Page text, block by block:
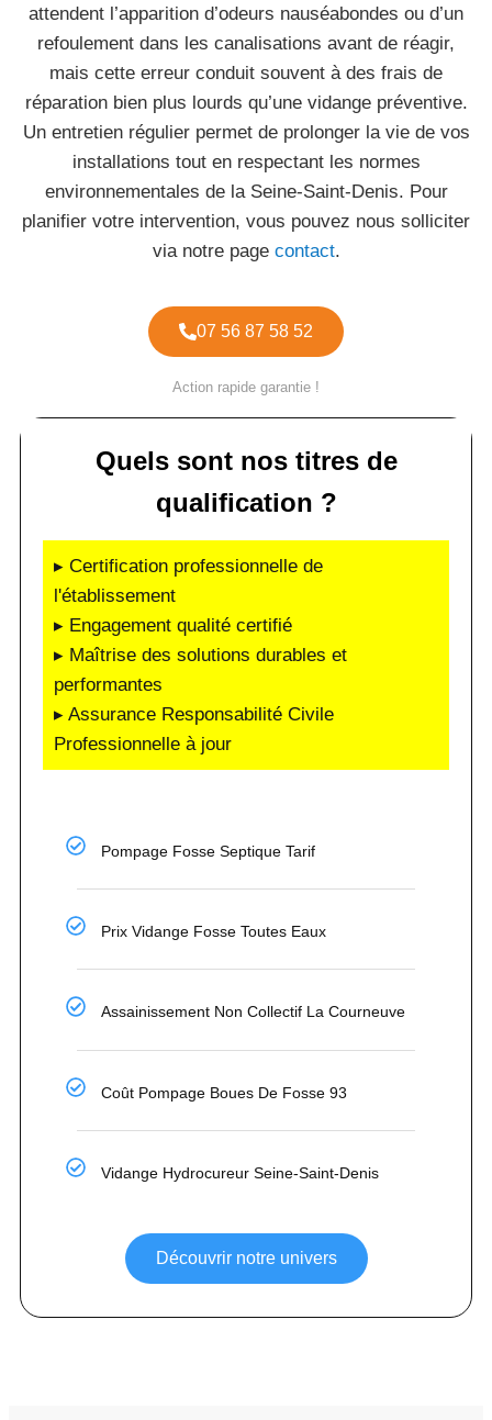
attendent l’apparition d’odeurs nauséabondes ou d’un
refoulement dans les canalisations avant de réagir,
mais cette erreur conduit souvent à des frais de
réparation bien plus lourds qu’une vidange préventive.
Un entretien régulier permet de prolonger la vie de vos
installations tout en respectant les normes
environnementales de la Seine-Saint-Denis. Pour
planifier votre intervention, vous pouvez nous solliciter
via notre page contact.
07 56 87 58 52
Action rapide garantie !
Quels sont nos titres de
qualification ?
▸ Certification professionnelle de
l'établissement
▸ Engagement qualité certifié
▸ Maîtrise des solutions durables et
performantes
▸ Assurance Responsabilité Civile
Professionnelle à jour
Pompage Fosse Septique Tarif
Prix Vidange Fosse Toutes Eaux
Assainissement Non Collectif La Courneuve
Coût Pompage Boues De Fosse 93
Vidange Hydrocureur Seine-Saint-Denis
Découvrir notre univers